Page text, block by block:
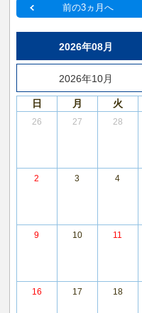
前の3ヵ月へ
2026年08月
2026年10月
日 月 火
26 27 28
2 3 4
9 10 11
16 17 18